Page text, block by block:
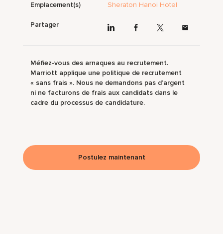
Emplacement(s) Sheraton Hanoi Hotel
Partager
Méfiez-vous des arnaques au recrutement.
Marriott applique une politique de recrutement
« sans frais ». Nous ne demandons pas d’argent
ni ne facturons de frais aux candidats dans le
cadre du processus de candidature.
Postulez maintenant